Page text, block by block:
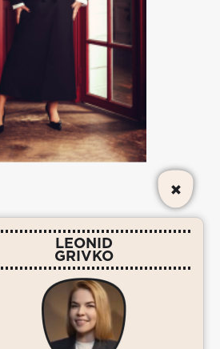
платье-смокинг
65 000₽
LEONID
GRIVKO